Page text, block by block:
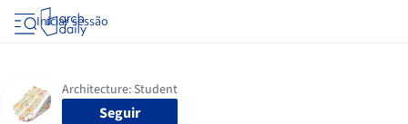
Iniciar sessão
Seguir